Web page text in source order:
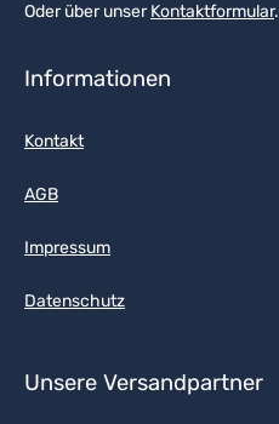
Oder über unserKontaktformular.
Informationen
Kontakt
AGB
Impressum
Datenschutz
Unsere Versandpartner